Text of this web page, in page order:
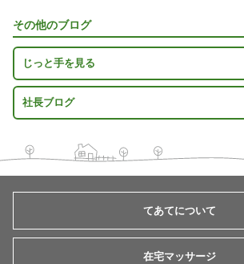
その他のブログ
じっと手を見る
社長ブログ
てあてについて
在宅マッサージ